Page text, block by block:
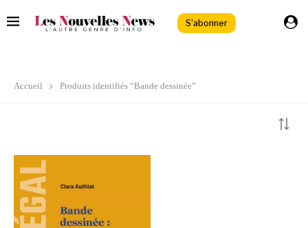
S'abonner
Accueil Produits identifiés “Bande dessinée”